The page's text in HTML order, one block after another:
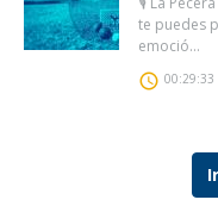
te puedes
emoció...
00:29:33